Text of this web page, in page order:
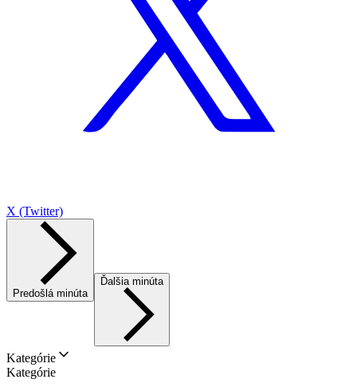
X (Twitter)
Predošlá minúta
Ďalšia minúta
Kategórie
Kategórie